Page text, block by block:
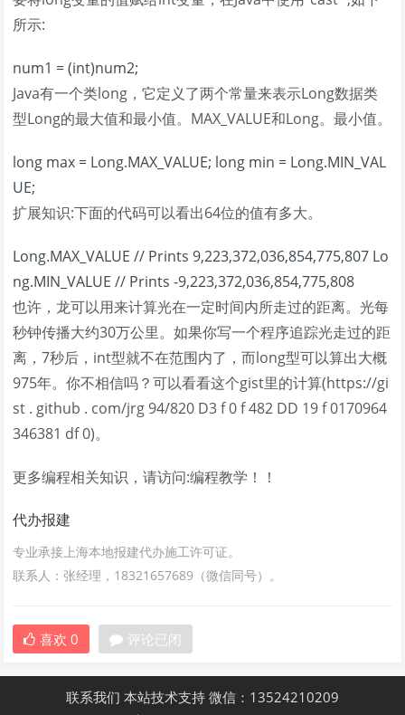
所示:
num1 = (int)num2;
Java有一个类long，它定义了两个常量来表示Long数据类
型Long的最大值和最小值。MAX_VALUE和Long。最小值。
long max = Long.MAX_VALUE; long min = Long.MIN_VAL
UE;
扩展知识:下面的代码可以看出64位的值有多大。
Long.MAX_VALUE // Prints 9,223,372,036,854,775,807 Lo
ng.MIN_VALUE // Prints -9,223,372,036,854,775,808
也许，龙可以用来计算光在一定时间内所走过的距离。光每
秒钟传播大约30万公里。如果你写一个程序追踪光走过的距
离，7秒后，int型就不在范围内了，而long型可以算出大概
975年。你不相信吗？可以看看这个gist里的计算(https://gi
st . github . com/jrg 94/820 D3 f 0 f 482 DD 19 f 0170964
346381 df 0)。
更多编程相关知识，请访问:编程教学！！
代办报建
专业承接上海本地报建代办施工许可证。
联系人：张经理，18321657689（微信同号）。
喜欢 0 评论已闭
联系我们 本站技术支持 微信：13524210209